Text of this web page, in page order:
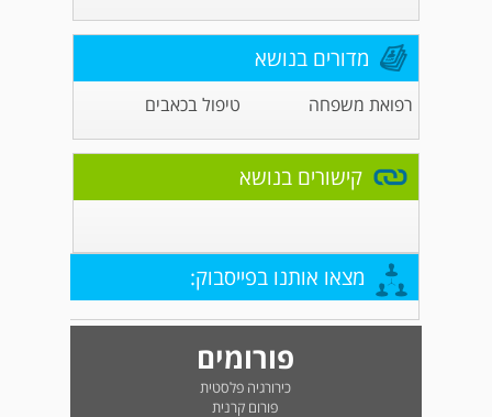
מדורים בנושא
רפואת משפחה טיפול בכאבים
קישורים בנושא
מצאו אותנו בפייסבוק:
פורומים
כירורגיה פלסטית
פורום קרנית